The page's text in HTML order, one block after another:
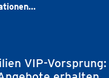
VIP-Vorsprung: